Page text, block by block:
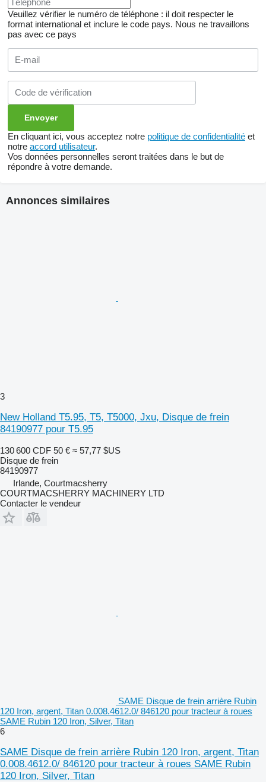
Veuillez vérifier le numéro de téléphone : il doit respecter le
format international et inclure le code pays. Nous ne travaillons
pas avec ce pays
En cliquant ici, vous acceptez notre politique de confidentialité et
notre accord utilisateur.
Vos données personnelles seront traitées dans le but de
répondre à votre demande.
Annonces similaires
3
New Holland T5.95, T5, T5000, Jxu, Disque de frein
84190977 pour T5.95
130 600 CDF 50 € ≈ 57,77 $US
Disque de frein
84190977
Irlande, Courtmacsherry
COURTMACSHERRY MACHINERY LTD
Contacter le vendeur
SAME Disque de frein arrière Rubin
120 Iron, argent, Titan 0.008.4612.0/ 846120 pour tracteur à roues
SAME Rubin 120 Iron, Silver, Titan
6
SAME Disque de frein arrière Rubin 120 Iron, argent, Titan
0.008.4612.0/ 846120 pour tracteur à roues SAME Rubin
120 Iron, Silver, Titan